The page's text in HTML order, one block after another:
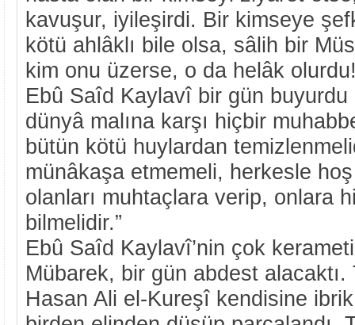
kavuşur, iyileşirdi. Bir kimseye
kötü ahlâklı bile olsa, sâlih bir
kim onu üzerse, o da helâk
Ebû Saîd Kaylavî bir gün buyurdu
dünyâ malına karşı hiçbir
bütün kötü huylardan
münâkaşa etmemeli, herkesle
olanları muhtaçlara verip, onlara
bilmelidir.”
Ebû Saîd Kaylavî’nin çok
Mübarek, bir gün abdest alacaktı.
Hasan Ali el-Kureşî kendisine